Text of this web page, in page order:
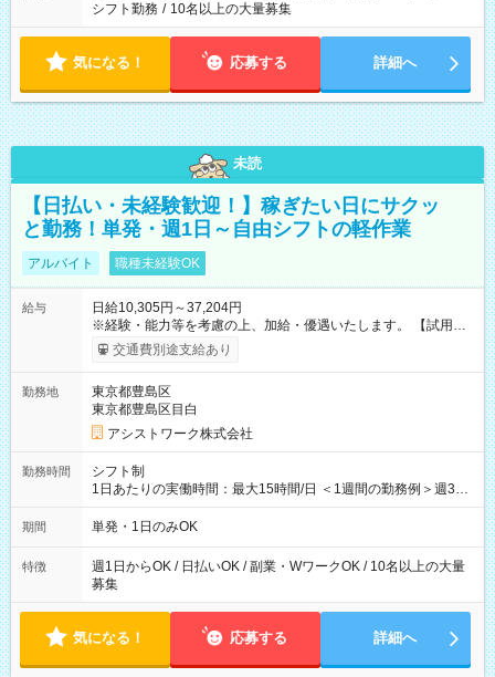
シフト勤務 / 10名以上の大量募集
気になる！ 応募する 詳細へ
未読
【日払い・未経験歓迎！】稼ぎたい日にサクッ
と勤務！単発・週1日～自由シフトの軽作業
アルバイト 職種未経験OK
給与
日給10,305円～37,204円
※経験・能力等を考慮の上、加給・優遇いたします。 【試用期
間】試用期間なし
交通費別途支給あり
勤務地
東京都豊島区
東京都豊島区目白
アシストワーク株式会社
勤務時間
シフト制
1日あたりの実働時間：最大15時間/日 ＜1週間の勤務例＞週3回
勤務 勤務：月・水・金 休み：火・木・土・日 好きな時にお仕事
可能です！ ※1日あたりの最大実働時間は日勤、夜勤共に勤務し
期間 単発・1日のみOK
特徴
週1日からOK / 日払いOK / 副業・WワークOK / 10名以上の大量
募集
気になる！ 応募する 詳細へ